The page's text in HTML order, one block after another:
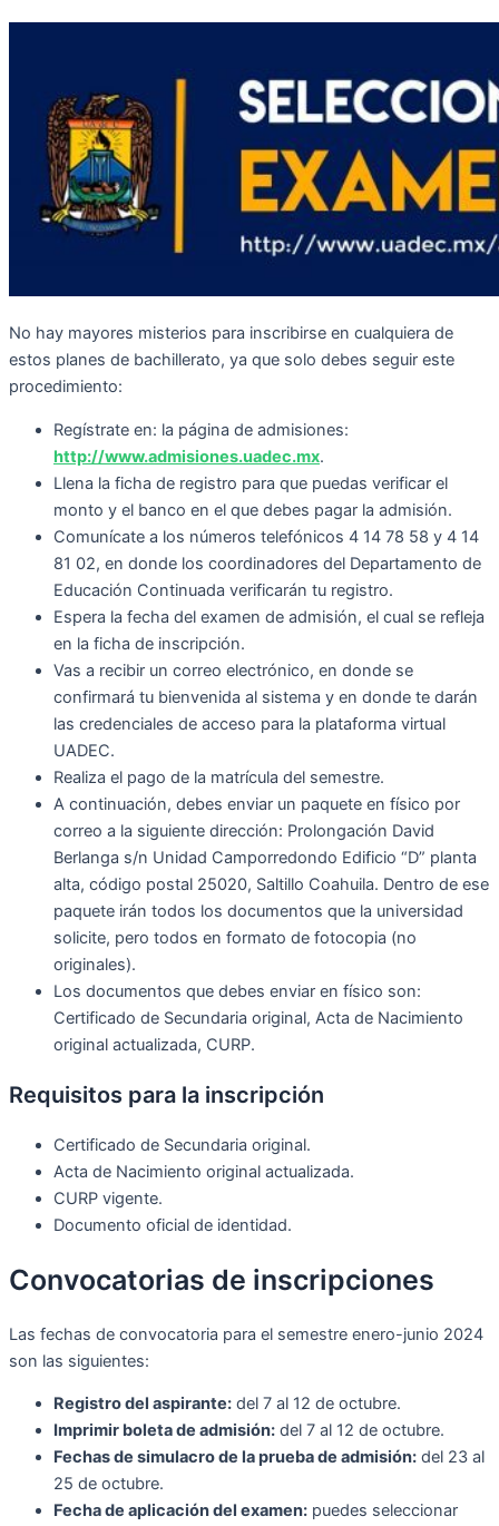
No hay mayores misterios para inscribirse en cualquiera de
estos planes de bachillerato, ya que solo debes seguir este
procedimiento:
Regístrate en: la página de admisiones:
http://www.admisiones.uadec.mx.
Llena la ficha de registro para que puedas verificar el
monto y el banco en el que debes pagar la admisión.
Comunícate a los números telefónicos 4 14 78 58 y 4 14
81 02, en donde los coordinadores del Departamento de
Educación Continuada verificarán tu registro.
Espera la fecha del examen de admisión, el cual se refleja
en la ficha de inscripción.
Vas a recibir un correo electrónico, en donde se
confirmará tu bienvenida al sistema y en donde te darán
las credenciales de acceso para la plataforma virtual
UADEC.
Realiza el pago de la matrícula del semestre.
A continuación, debes enviar un paquete en físico por
correo a la siguiente dirección: Prolongación David
Berlanga s/n Unidad Camporredondo Edificio “D” planta
alta, código postal 25020, Saltillo Coahuila. Dentro de ese
paquete irán todos los documentos que la universidad
solicite, pero todos en formato de fotocopia (no
originales).
Los documentos que debes enviar en físico son:
Certificado de Secundaria original, Acta de Nacimiento
original actualizada, CURP.
Requisitos para la inscripción
Certificado de Secundaria original.
Acta de Nacimiento original actualizada.
CURP vigente.
Documento oficial de identidad.
Convocatorias de inscripciones
Las fechas de convocatoria para el semestre enero-junio 2024
son las siguientes:
Registro del aspirante: del 7 al 12 de octubre.
Imprimir boleta de admisión: del 7 al 12 de octubre.
Fechas de simulacro de la prueba de admisión: del 23 al
25 de octubre.
Fecha de aplicación del examen: puedes seleccionar